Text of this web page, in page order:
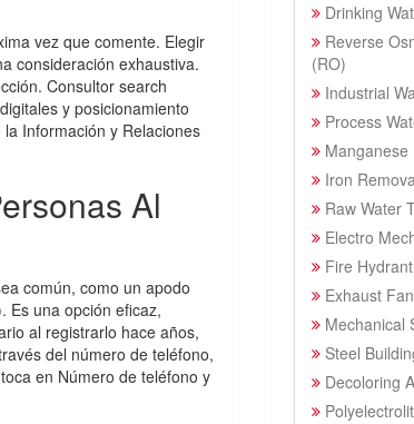
vez que comente. Elegir
consideración exhaustiva.
Consultor search
y posicionamiento
Información y Relaciones
Al
común, como un apodo
Es una opción eficaz,
al registrarlo hace años,
del número de teléfono,
en Número de teléfono y
Drinking
Reverse
(RO)
Industrial
Process
Manganese
Iron
Raw Water
Electro
Fire
Exhaust Fan
Mechanical
Steel
Decoloring